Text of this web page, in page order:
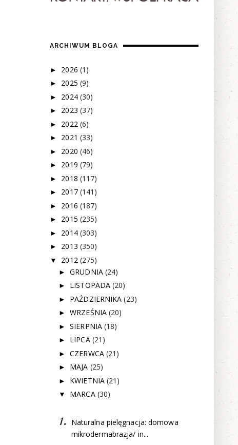
ARCHIWUM BLOGA
► 2026 (1)
► 2025 (9)
► 2024 (30)
► 2023 (37)
► 2022 (6)
► 2021 (33)
► 2020 (46)
► 2019 (79)
► 2018 (117)
► 2017 (141)
► 2016 (187)
► 2015 (235)
► 2014 (303)
► 2013 (350)
▼ 2012 (275)
►GRUDNIA (24)
► LISTOPADA(20)
► PAŹDZIERNIKA(23)
►WRZEŚNIA(20)
►SIERPNIA(18)
► LIPCA (21)
►CZERWCA (21)
► MAJA (25)
► KWIETNIA(21)
▼ MARCA (30)
Naturalna pielęgnacja: domowa
mikrodermabrazja/ in...